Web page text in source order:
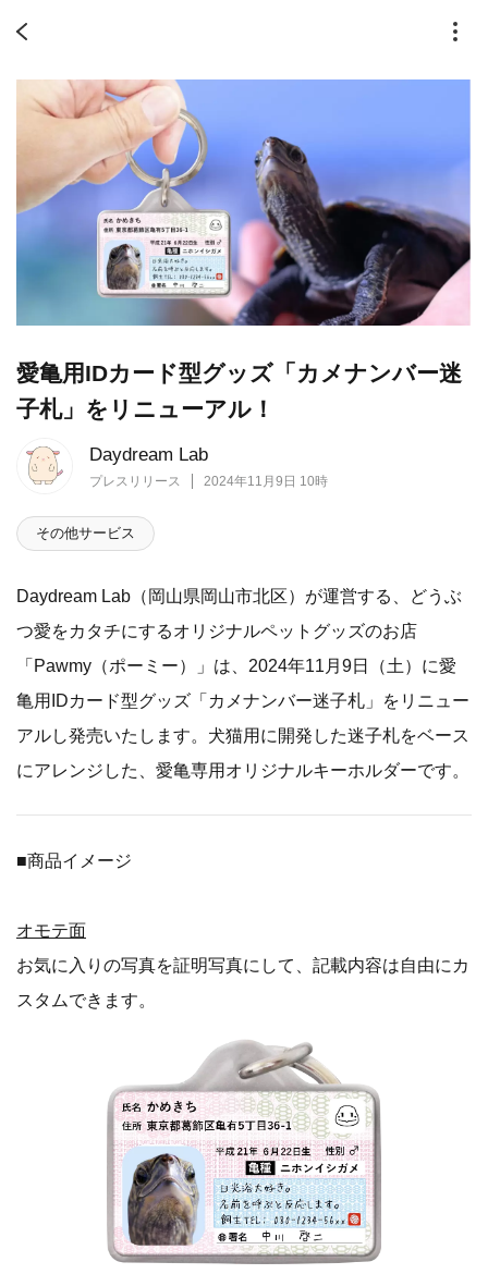
Daydream Lab
プレスリリース 2024年11月9日 10時
愛亀用IDカード型グッズ「カメナンバー迷
子札」をリニューアル！
その他サービス
Daydream Lab（岡山県岡山市北区）が運営する、どうぶ
つ愛をカタチにするオリジナルペットグッズのお店
「Pawmy（ポーミー）」は、2024年11月9日（土）に愛
亀用IDカード型グッズ「カメナンバー迷子札」をリニュー
アルし発売いたします。犬猫用に開発した迷子札をベース
にアレンジした、愛亀専用オリジナルキーホルダーです。
■商品イメージ
オモテ面
お気に入りの写真を証明写真にして、記載内容は自由にカ
スタムできます。